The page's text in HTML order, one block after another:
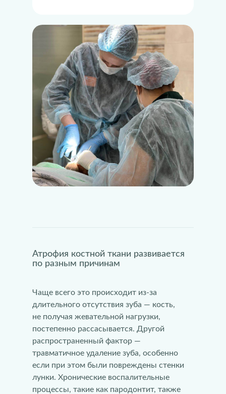
Атрофия костной ткани развивается
по разным причинам
Чаще всего это происходит из-за
длительного отсутствия зуба — кость,
не получая жевательной нагрузки,
постепенно рассасывается. Другой
распространенный фактор —
травматичное удаление зуба, особенно
если при этом были повреждены стенки
лунки. Хронические воспалительные
процессы, такие как пародонтит, также